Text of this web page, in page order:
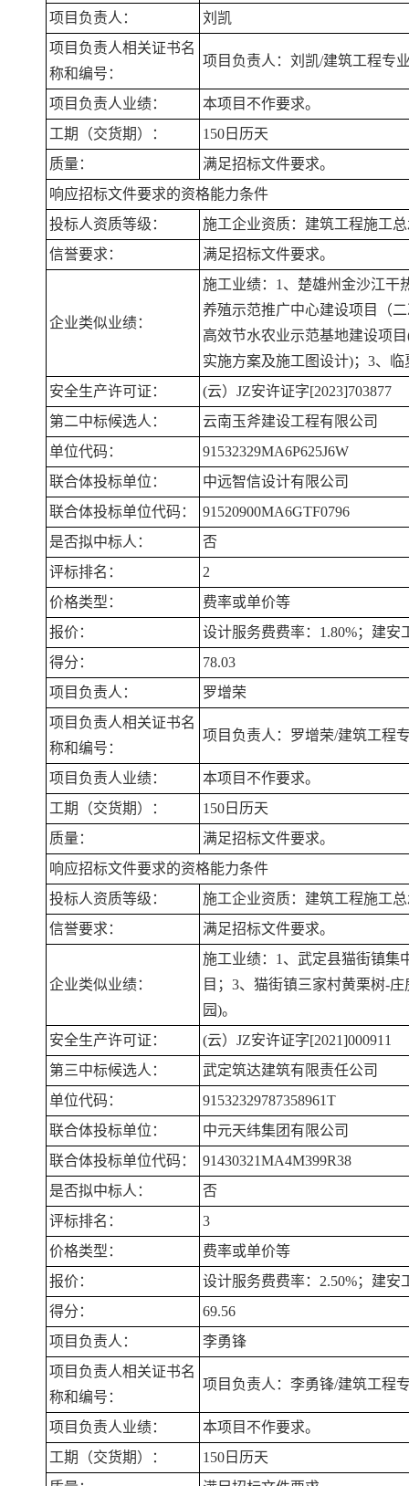
项目负责人：
刘凯
项目负责人相关证书名
称和编号：
项目负责人：刘凯/建筑工程专
项目负责人业绩：
本项目不作要求。
工期（交货期）：
150日历天
质量：
满足招标文件要求。
响应招标文件要求的资格能力条件
投标人资质等级：
施工企业资质：建筑工程施工
信誉要求：
满足招标文件要求。
企业类似业绩：
施工业绩：1、楚雄州金沙江干
养殖示范推广中心建设项目（
高效节水农业示范基地建设项
实施方案及施工图设计)；3、
安全生产许可证：
(云）JZ安许证字[2023]703877
第二中标候选人：
云南玉斧建设工程有限公司
单位代码：
91532329MA6P625J6W
联合体投标单位：
中远智信设计有限公司
联合体投标单位代码：
91520900MA6GTF0796
是否拟中标人：
否
评标排名：
2
价格类型：
费率或单价等
报价：
设计服务费费率：1.80%；建安
得分：
78.03
项目负责人：
罗增荣
项目负责人相关证书名
称和编号：
项目负责人：罗增荣/建筑工程
项目负责人业绩：
本项目不作要求。
工期（交货期）：
150日历天
质量：
满足招标文件要求。
响应招标文件要求的资格能力条件
投标人资质等级：
施工企业资质：建筑工程施工
信誉要求：
满足招标文件要求。
企业类似业绩：
施工业绩：1、武定县猫街镇集
目；3、猫街镇三家村黄栗树-
园)。
安全生产许可证：
(云）JZ安许证字[2021]000911
第三中标候选人：
武定筑达建筑有限责任公司
单位代码：
91532329787358961T
联合体投标单位：
中元天纬集团有限公司
联合体投标单位代码：
91430321MA4M399R38
是否拟中标人：
否
评标排名：
3
价格类型：
费率或单价等
报价：
设计服务费费率：2.50%；建安
得分：
69.56
项目负责人：
李勇锋
项目负责人相关证书名
称和编号：
项目负责人：李勇锋/建筑工程
项目负责人业绩：
本项目不作要求。
工期（交货期）：
150日历天